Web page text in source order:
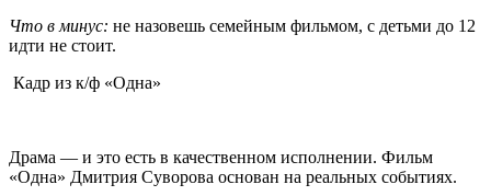
Что в минус: не назовешь семейным фильмом, с детьми до 12
идти не стоит.
Кадр из к/ф «Одна»
Драма — и это есть в качественном исполнении. Фильм
«Одна» Дмитрия Суворова основан на реальных событиях.